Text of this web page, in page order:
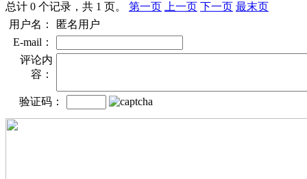
总计 0 个记录，共 1 页。 第一页 上一页 下一页 最末页
用户名：
匿名用户
E-mail：
评论内
容：
验证码：